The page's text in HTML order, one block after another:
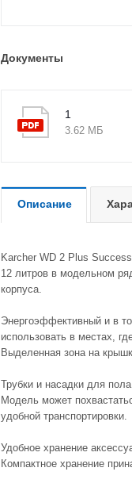
Документы
1
3.62 МБ
Описание
Karcher WD 2 Plus
12 литров в модельном
корпуса.
Энергоэффективный и в
использовать в местах,
Выделенная зона на
Трубки и насадки для
Модель может
удобной транспортировки.
Удобное хранение
Компактное хранение